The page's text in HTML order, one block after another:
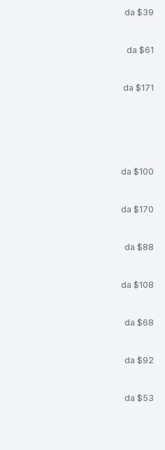
da $39
da $61
da $171
da $100
da $170
da $88
da $108
da $68
da $92
da $53